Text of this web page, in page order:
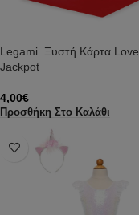
Legami. Ξυστή Κάρτα Love
Jackpot
4,00€
Προσθήκη Στο Καλάθι